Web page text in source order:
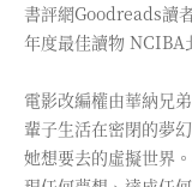
書評網Goodreads讀
年度最佳讀物 NCIBA
電影改編權由華納兄
輩子生活在密閉的夢
她想要去的虛擬世界